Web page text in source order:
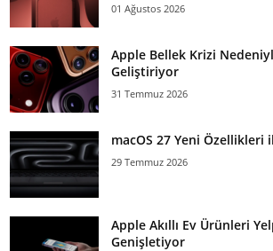
01 Ağustos 2026
Apple Bellek Krizi
Geliştiriyor
31 Temmuz 2026
macOS 27 Yeni Özellikleri
29 Temmuz 2026
Apple Akıllı Ev Ürünleri
Genişletiyor